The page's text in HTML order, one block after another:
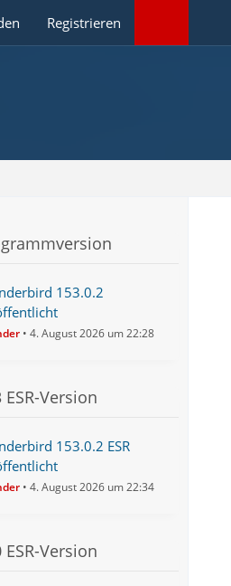
Registrieren
153.0.2
4. August 2026 um 22:28
Version
153.0.2 ESR
4. August 2026 um 22:34
Version